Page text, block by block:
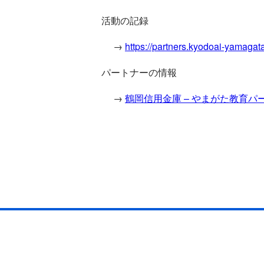
活動の記録
→ https://partners.kyodoai-
パートナーの情報
→ 鶴岡信用金庫 – やまがた教育パ